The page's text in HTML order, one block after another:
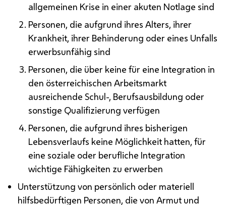
allgemeinen Krise in einer akuten Notlage sind
Personen, die aufgrund ihres Alters, ihrer
Krankheit, ihrer Behinderung oder eines Unfalls
erwerbsunfähig sind
Personen, die über keine für eine Integration in
den österreichischen Arbeitsmarkt
ausreichende Schul-, Berufsausbildung oder
sonstige Qualifizierung verfügen
Personen, die aufgrund ihres bisherigen
Lebensverlaufs keine Möglichkeit hatten, für
eine soziale oder berufliche Integration
wichtige Fähigkeiten zu erwerben
Unterstützung von persönlich oder materiell
hilfsbedürftigen Personen, die von Armut und